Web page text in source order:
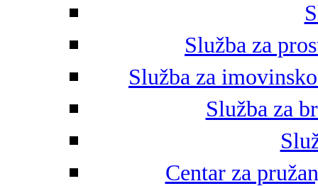
Služba za
Služba za
Služba za
Centar za